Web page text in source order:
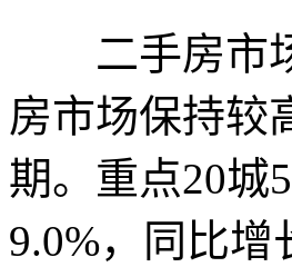
二手房市场
房市场保持较
期。重点20城
9.0%，同比增